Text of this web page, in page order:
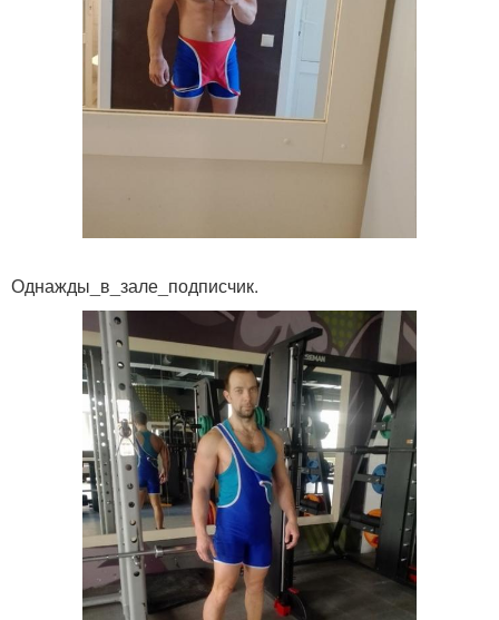
Однажды_в_зале_подписчик.